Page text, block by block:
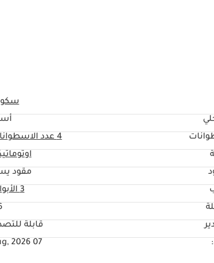
4عدد
مقود
3 الأبواب
قابلة
07 Aug, 2026